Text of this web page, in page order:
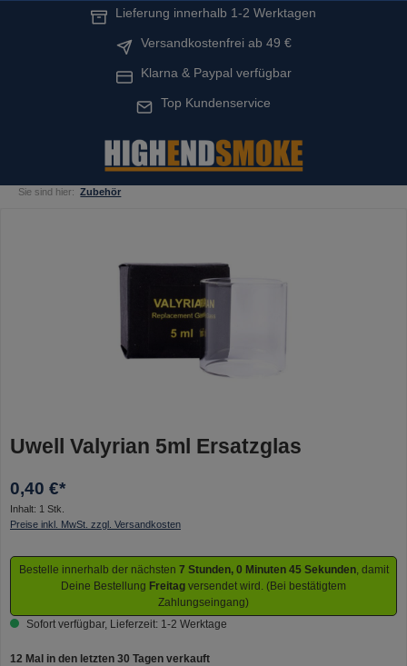
Lieferung innerhalb 1-2 Werktagen
Versandkostenfrei ab 49 €
Klarna & Paypal verfügbar
Top Kundenservice
Sie sind hier: Zubehör
Uwell Valyrian 5ml Ersatzglas
0,40 €*
Inhalt: 1 Stk.
Preise inkl. MwSt. zzgl. Versandkosten
Bestelle innerhalb der nächsten 7 Stunden, 0 Minuten 44 Sekunden, damit
Deine Bestellung Freitag versendet wird. (Bei bestätigtem
Zahlungseingang)
Sofort verfügbar, Lieferzeit: 1-2 Werktage
12 Mal in den letzten 30 Tagen verkauft